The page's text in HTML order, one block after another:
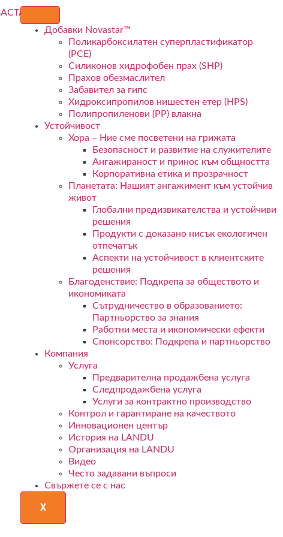
Добавки Novastar™
Поликарбоксилатен суперпластификатор
(PCE)
Силиконов хидрофобен прах (SHP)
Прахов обезмаслител
Забавител за гипс
Хидроксипропилов нишестен етер (HPS)
Полипропиленови (PP) влакна
Устойчивост
Хора – Ние сме посветени на грижата
Безопасност и развитие на служителите
Ангажираност и принос към общността
Корпоративна етика и прозрачност
Планетата: Нашият ангажимент към устойчив
живот
Глобални предизвикателства и устойчиви
решения
Продукти с доказано нисък екологичен
отпечатък
Аспекти на устойчивост в клиентските
решения
Благоденствие: Подкрепа за обществото и
икономиката
Сътрудничество в образованието:
Партньорство за знания
Работни места и икономически ефекти
Спонсорство: Подкрепа и партньорство
Компания
Услуга
Предварителна продажбена услуга
Следпродажбена услуга
Услуги за контрактно производство
Контрол и гарантиране на качеството
Инновационен център
История на LANDU
Организация на LANDU
Видео
Често задавани въпроси
Свържете се с нас
X